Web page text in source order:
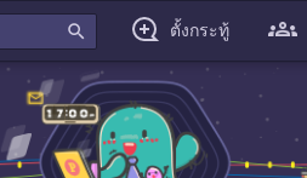
search ตั้งกระทู้